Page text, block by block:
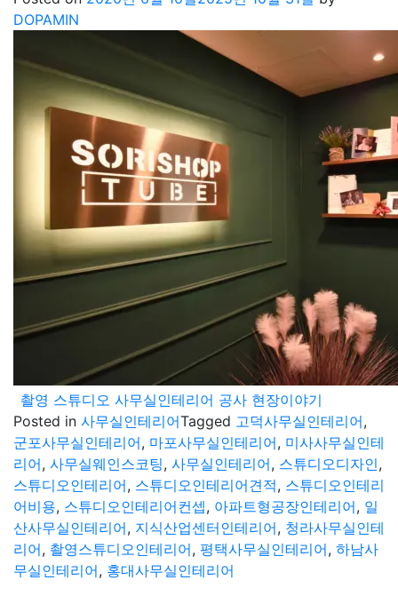
DOPAMIN
촬영 스튜디오 사무실인테리어 공사 현장이야기
Posted in 사무실인테리어Tagged 고덕사무실인테리어,
군포사무실인테리어, 마포사무실인테리어, 미사사무실인테
리어, 사무실웨인스코팅, 사무실인테리어, 스튜디오디자인,
스튜디오인테리어, 스튜디오인테리어견적, 스튜디오인테리
어비용, 스튜디오인테리어컨셉, 아파트형공장인테리어, 일
산사무실인테리어, 지식산업센터인테리어, 청라사무실인테
리어, 촬영스튜디오인테리어, 평택사무실인테리어, 하남사
무실인테리어, 홍대사무실인테리어